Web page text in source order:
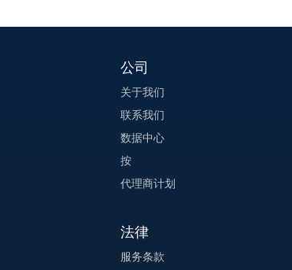
公司
关于我们
联系我们
数据中心
按
代理商计划
法律
服务条款